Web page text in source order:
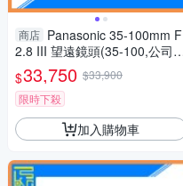
商店 Panasonic 35-100mm F
2.8 III 望遠鏡頭(35-100,公司
貨)H-ES35100GC
$33,750 $33,900
限時下殺
加入購物車